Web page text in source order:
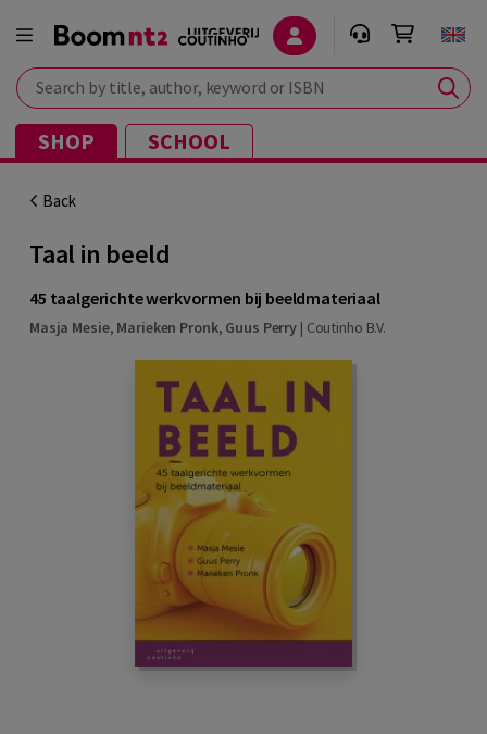
Search by title, author, keyword or ISBN
SHOP SCHOOL
Back
Taal in beeld
45 taalgerichte werkvormen bij beeldmateriaal
Masja Mesie, Marieken Pronk, Guus Perry | Coutinho B.V.